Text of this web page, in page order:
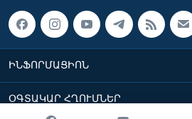
ԻՆՖՈՐՄԱՑԻՈՆ
ՕԳՏԱԿԱՐ ՀՂՈՒՄՆԵՐ